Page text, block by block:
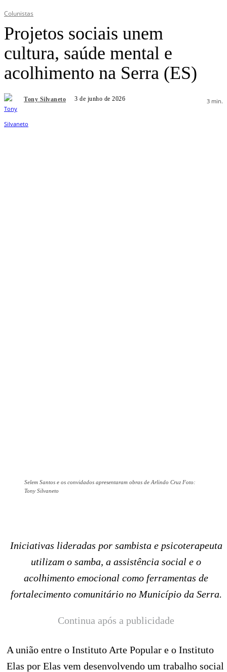
Colunistas
Projetos sociais unem
cultura, saúde mental e
acolhimento na Serra (ES)
Tony Silvaneto 3 de junho de 2026 3 min.
Selem Santos e os convidados apresentaram obras de Arlindo Cruz Foto:
Tony Silvaneto
Iniciativas lideradas por sambista e psicoterapeuta
utilizam o samba, a assistência social e o
acolhimento emocional como ferramentas de
fortalecimento comunitário no Município da Serra.
Continua após a publicidade
A união entre o Instituto Arte Popular e o Instituto
Elas por Elas vem desenvolvendo um trabalho social